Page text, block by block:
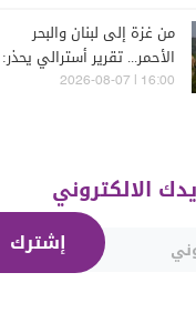
من غزة إلى لبنان والبحر
الأحمر... تقرير أسترالي يحذر:
الشرق الأوسط يدخل أخطر
16:00 | 2026-08-07
الالكتروني
إشترك